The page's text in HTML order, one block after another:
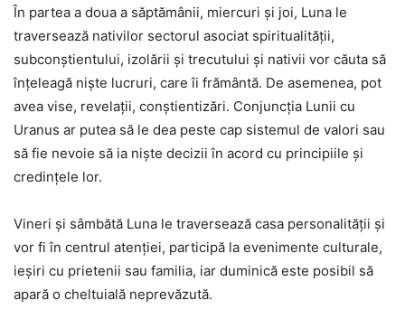
În partea a doua a săptămânii, miercuri și joi, Luna le
traversează nativilor sectorul asociat spiritualității,
subconștientului, izolării și trecutului și nativii vor căuta să
înțeleagă niște lucruri, care îi frământă. De asemenea, pot
avea vise, revelații, conștientizări. Conjuncția Lunii cu
Uranus ar putea să le dea peste cap sistemul de valori sau
să fie nevoie să ia niște decizii în acord cu principiile și
credințele lor.
Vineri și sâmbătă Luna le traversează casa personalității și
vor fi în centrul atenției, participă la evenimente culturale,
ieșiri cu prietenii sau familia, iar duminică este posibil să
apară o cheltuială neprevăzută.